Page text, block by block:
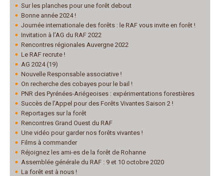
Sur les planches pour une forêt debout
Bonne année 2024 !
Journée internationale des forêts : le RAF vous invite en forêt !
Invitation à l’AG du RAF 2022
Rencontres régionales Auvergne 2022
Le RAF recrute !
AG 2024 (19)
Nouvelle Responsable associative !
On recherche des cobayes pour le bail !
PNR des Pyrénées-Ariégeoises : expérimentations forestières
Succès de l’Appel pour des Forêts Vivantes Saison 2 !
Reportages sur la forêt
Rencontres Grand Ouest du RAF
Une vidéo pour garder nos forêts vivantes !
Films à commander
Réjoignez les ami-es de la forêt de Rohanne
Assemblée générale du RAF : 9 et 10 octobre 2020
La forêt est à nous !